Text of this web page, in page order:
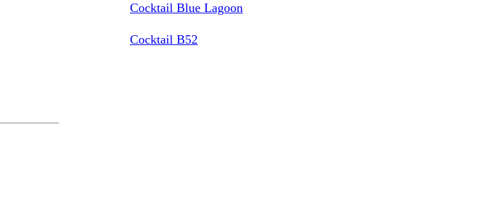
Cocktail Blue Lagoon
Cocktail B52